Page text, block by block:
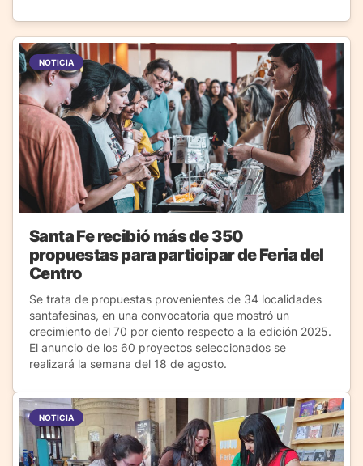
NOTICIA
Santa Fe recibió más de 350
propuestas para participar de Feria del
Centro
Se trata de propuestas provenientes de 34 localidades
santafesinas, en una convocatoria que mostró un
crecimiento del 70 por ciento respecto a la edición 2025.
El anuncio de los 60 proyectos seleccionados se
realizará la semana del 18 de agosto.
NOTICIA